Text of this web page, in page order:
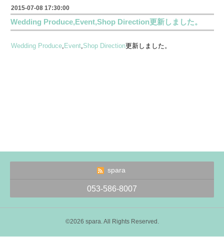
2015-07-08 17:30:00
Wedding Produce,Event,Shop Direction更新しました。
Wedding Produce Event Shop Direction更新しました。
spara
053-586-8007
©2026 spara . All Rights Reserved.